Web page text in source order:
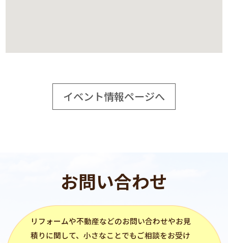
イベント情報ページへ
お問い合わせ
リフォームや不動産などのお問い合わせやお見
積りに関して、小さなことでもご相談をお受け